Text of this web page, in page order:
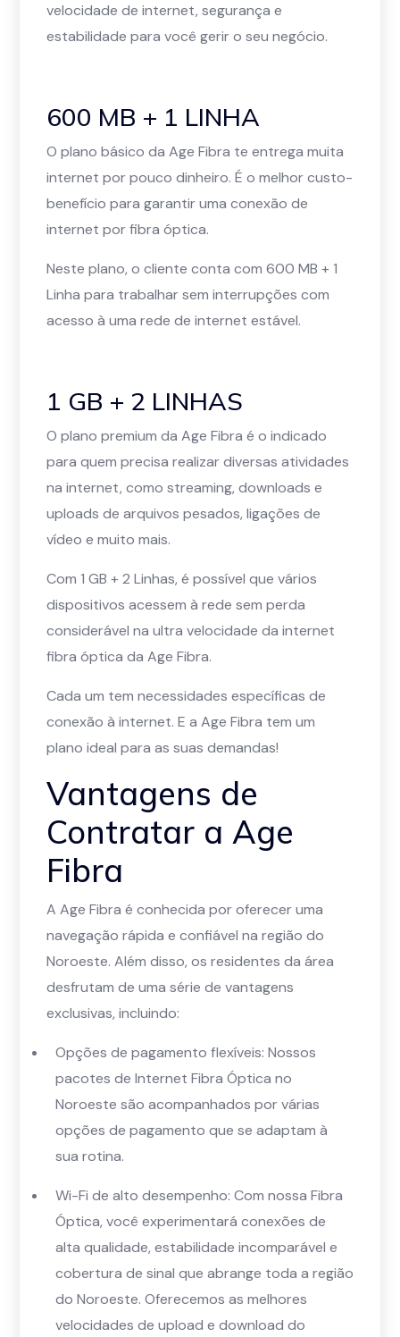
velocidade de internet, segurança e
estabilidade para você gerir o seu negócio.
600 MB + 1 LINHA
O plano básico da Age Fibra te entrega muita
internet por pouco dinheiro. É o melhor custo-
benefício para garantir uma conexão de
internet por fibra óptica.
Neste plano, o cliente conta com 600 MB + 1
Linha para trabalhar sem interrupções com
acesso à uma rede de internet estável.
1 GB + 2 LINHAS
O plano premium da Age Fibra é o indicado
para quem precisa realizar diversas atividades
na internet, como streaming, downloads e
uploads de arquivos pesados, ligações de
vídeo e muito mais.
Com 1 GB + 2 Linhas, é possível que vários
dispositivos acessem à rede sem perda
considerável na ultra velocidade da internet
fibra óptica da Age Fibra.
Cada um tem necessidades específicas de
conexão à internet. E a Age Fibra tem um
plano ideal para as suas demandas!
Vantagens de
Contratar a Age
Fibra
A Age Fibra é conhecida por oferecer uma
navegação rápida e confiável na região do
Noroeste. Além disso, os residentes da área
desfrutam de uma série de vantagens
exclusivas, incluindo:
Opções de pagamento flexíveis: Nossos
pacotes de Internet Fibra Óptica no
Noroeste são acompanhados por várias
opções de pagamento que se adaptam à
sua rotina.
Wi-Fi de alto desempenho: Com nossa Fibra
Óptica, você experimentará conexões de
alta qualidade, estabilidade incomparável e
cobertura de sinal que abrange toda a região
do Noroeste. Oferecemos as melhores
velocidades de upload e download do